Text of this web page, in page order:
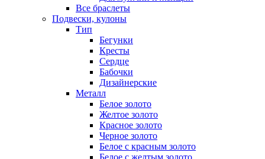
Все браслеты
Подвески, кулоны
Тип
Бегунки
Кресты
Сердце
Бабочки
Дизайнерские
Металл
Белое золото
Желтое золото
Красное золото
Черное золото
Белое с красным золото
Белое с желтым золото